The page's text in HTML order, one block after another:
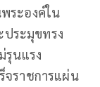
ระองค์ใน
ระมุขทรง
รุนแรง
จราชการแผ่น